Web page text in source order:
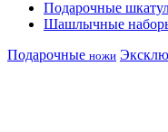
Подарочные
Шашлычные
Подарочные ножи